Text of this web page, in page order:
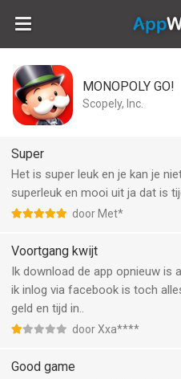
MONOPOLY GO!
Scopely, Inc.
Super
Het is super leuk en je kan je
superleuk en mooi uit ja dat is
door Met*
Voortgang kwijt
Ik download de app opnieuw is
ik inlog via facebook is toch
geld en tijd in..
door Xxa****
Good game